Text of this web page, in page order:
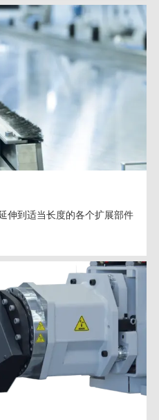
伸到适当长度的各个扩展部件